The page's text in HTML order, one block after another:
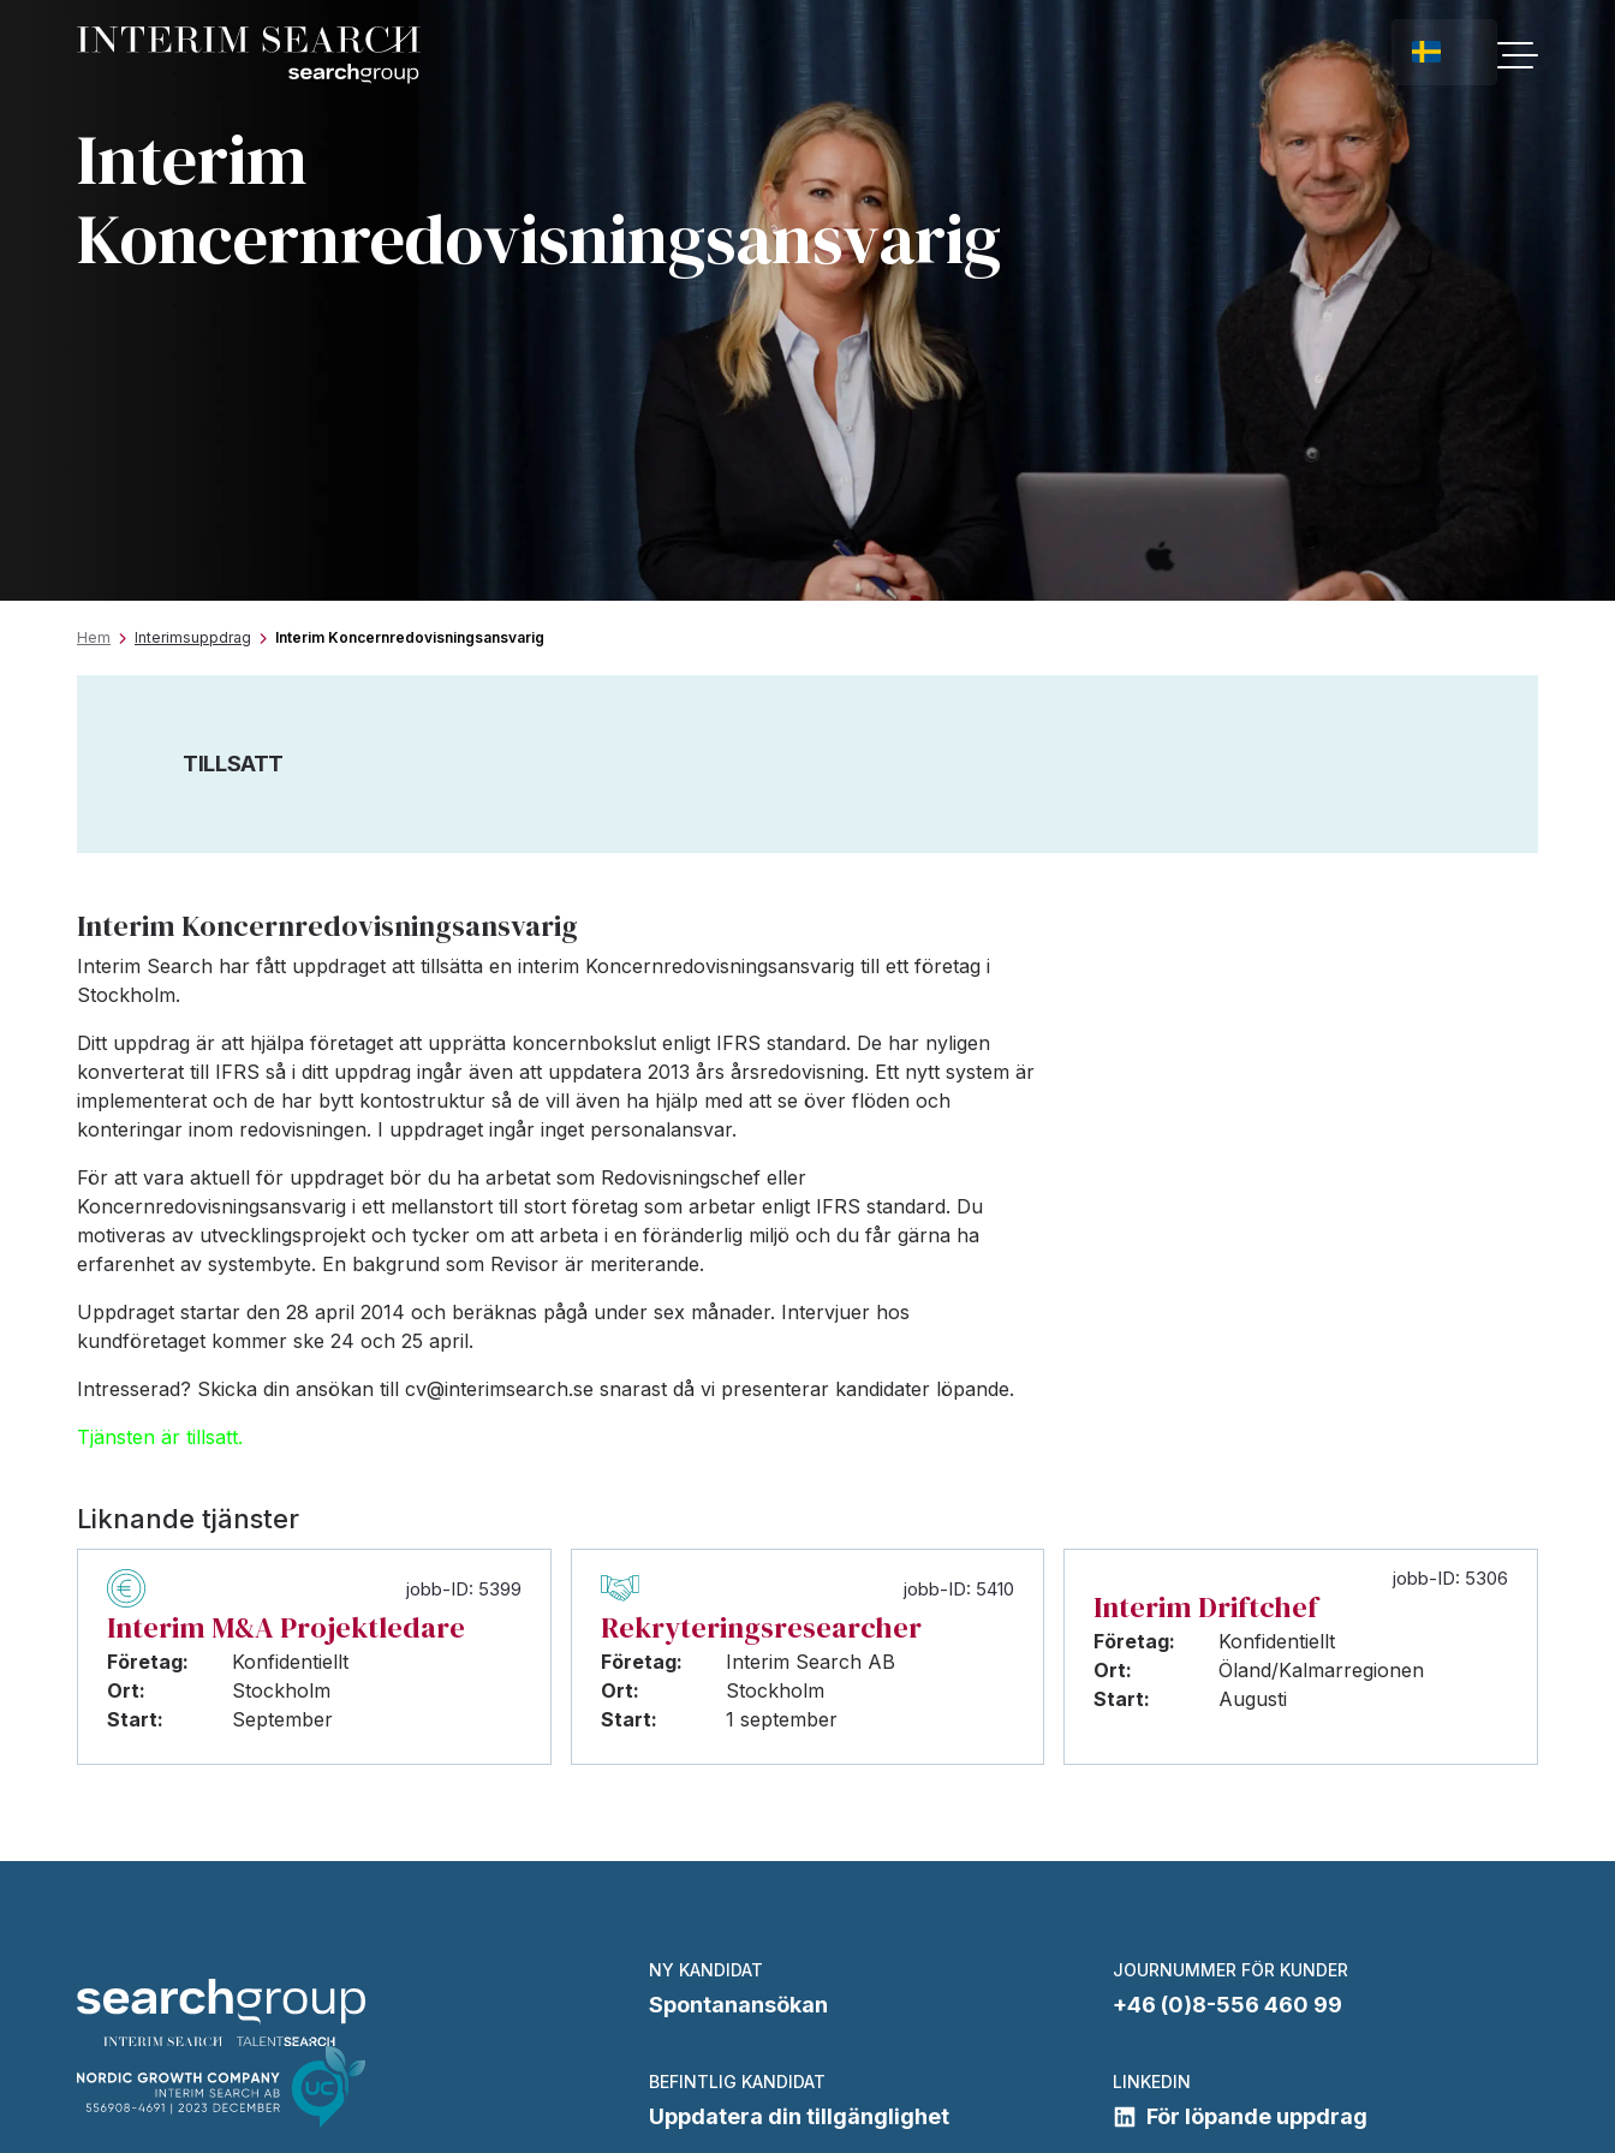
Interim
Koncernredovisningsansvarig
Hem Interimsuppdrag Interim Koncernredovisningsansvarig
TILLSATT
Interim Koncernredovisningsansvarig
Interim Search har fått uppdraget att tillsätta en interim Koncernredovisningsansvarig till ett företag i
Stockholm.
Ditt uppdrag är att hjälpa företaget att upprätta koncernbokslut enligt IFRS standard. De har nyligen
konverterat till IFRS så i ditt uppdrag ingår även att uppdatera 2013 års årsredovisning. Ett nytt system är
implementerat och de har bytt kontostruktur så de vill även ha hjälp med att se över flöden och
konteringar inom redovisningen. I uppdraget ingår inget personalansvar.
För att vara aktuell för uppdraget bör du ha arbetat som Redovisningschef eller
Koncernredovisningsansvarig i ett mellanstort till stort företag som arbetar enligt IFRS standard. Du
motiveras av utvecklingsprojekt och tycker om att arbeta i en föränderlig miljö och du får gärna ha
erfarenhet av systembyte. En bakgrund som Revisor är meriterande.
Uppdraget startar den 28 april 2014 och beräknas pågå under sex månader. Intervjuer hos
kundföretaget kommer ske 24 och 25 april.
Intresserad? Skicka din ansökan till cv@interimsearch.se snarast då vi presenterar kandidater löpande.
Tjänsten är tillsatt.
Liknande tjänster
jobb-ID: 5399
Interim M&A Projektledare
Företag:
Konfidentiellt
Ort:
Stockholm
Start:
September
jobb-ID: 5410
Rekryteringsresearcher
Företag:
Interim Search AB
Ort:
Stockholm
Start:
1 september
jobb-ID: 5306
Interim Driftchef
Företag:
Konfidentiellt
Ort:
Öland/Kalmarregionen
Start:
Augusti
NY KANDIDAT
Spontanansökan
JOURNUMMER FÖR KUNDER
+46 (0)8-556 460 99
BEFINTLIG KANDIDAT
Uppdatera din tillgänglighet
LINKEDIN
För löpande uppdrag